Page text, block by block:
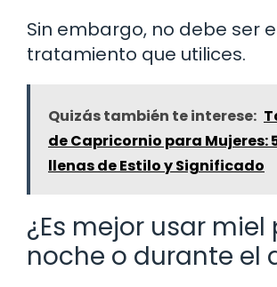
Sin embargo, no debe ser
tratamiento que utilices.
Quizás también te interese:
de Capricornio para Mujeres:
llenas de Estilo y Significado
¿Es mejor usar miel
noche o durante el